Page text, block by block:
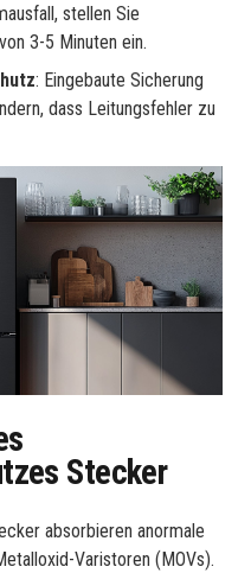
stellen Sie
3-5 Minuten ein.
: Eingebaute Sicherung
dass Leitungsfehler zu
Stecker
absorbieren anormale
Varistoren (MOVs).